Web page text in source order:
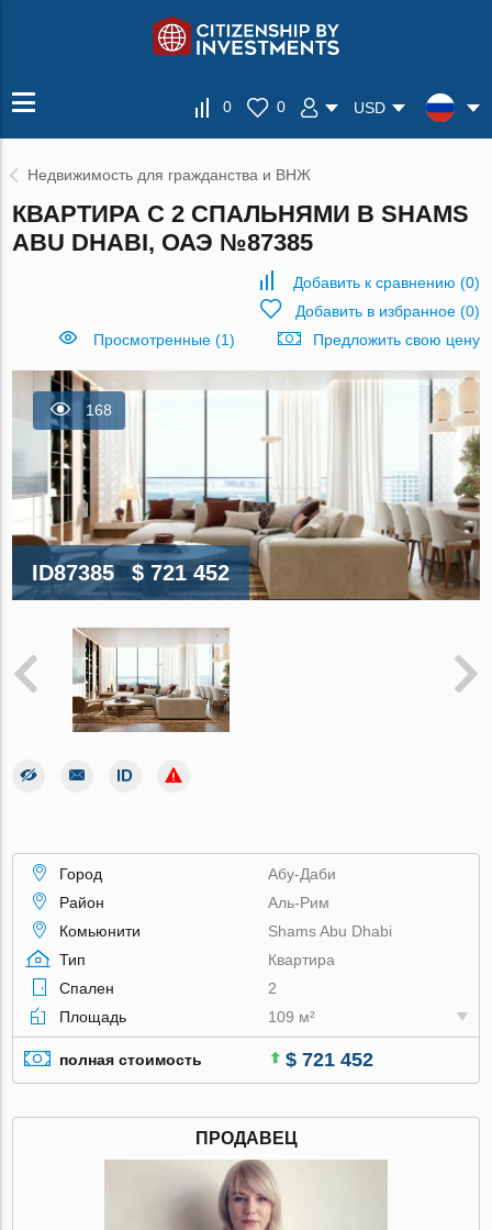
0 0 USD
Недвижимость для гражданства и ВНЖ
КВАРТИРА С 2 СПАЛЬНЯМИ В SHAMS
ABU DHABI, ОАЭ №87385
Добавить к сравнению (0)
Добавить в избранное(0)
Просмотренные (1)
Предложить свою цену
168
ID87385 $ 721 452
Город
Абу-Даби
Район
Аль-Рим
Комьюнити
Shams Abu Dhabi
Тип
Квартира
Спален
2
Площадь
109 м²
полная стоимость $ 721 452
ПРОДАВЕЦ